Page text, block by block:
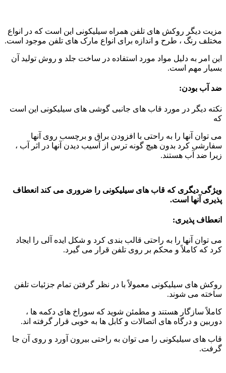
مزیت دیگر روکش های تلفن همراه سیلیکونی این است که در انواع
مختلف رنگ ، طرح و اندازه برای انواع مارک های تلفن موجود است.
این امر به دلیل مواد مورد استفاده در ساخت جلد و روش تولید آن
بسیار مهم است.
ضد آب بودن:
نکته دیگر در مورد قاب های جانبی گوشی های سیلیکونی این است
که
می توان آنها را به راحتی با افزودن براق و برچسب روی آنها
سفارشی کرد بدون هیچ گونه ترس از آسیب دیدن آنها در اثر آب ،
زیرا ضد آب هستند.
ویژگی دیگری که قاب های سیلیکونی را ضروری می کند انعطاف
پذیری آنها است.
انعطاف پذیری:
می توان آنها را به راحتی قالب بندی کرد و شکل ایده آلی را ایجاد
کرد که کاملاً و محکم بر روی تلفن قرار می گیرد.
روکش های سیلیکونی معمولاً با در نظر گرفتن تمام جزئیات تلفن
ساخته می شوند.
کاملاً سازگار هستند و مطمئن شوید که سوراخ های دکمه ها ،
دوربین و درگاه های اتصالات و کابل ها به خوبی قرار گرفته اند.
قاب های سیلیکونی را می توان به راحتی بیرون آورد و روی آن جا
گرفت.